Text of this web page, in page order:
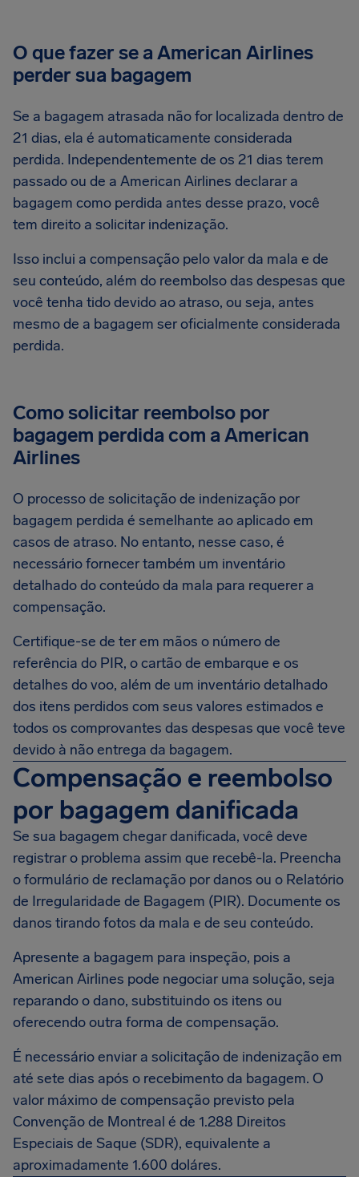
O que fazer se a American Airlines
perder sua bagagem
Se a bagagem atrasada não for localizada dentro de
21 dias, ela é automaticamente considerada
perdida. Independentemente de os 21 dias terem
passado ou de a American Airlines declarar a
bagagem como perdida antes desse prazo, você
tem direito a solicitar indenização.
Isso inclui a compensação pelo valor da mala e de
seu conteúdo, além do reembolso das despesas que
você tenha tido devido ao atraso, ou seja, antes
mesmo de a bagagem ser oficialmente considerada
perdida.
Como solicitar reembolso por
bagagem perdida com a American
Airlines
O processo de solicitação de indenização por
bagagem perdida é semelhante ao aplicado em
casos de atraso. No entanto, nesse caso, é
necessário fornecer também um inventário
detalhado do conteúdo da mala para requerer a
compensação.
Certifique-se de ter em mãos o número de
referência do PIR, o cartão de embarque e os
detalhes do voo, além de um inventário detalhado
dos itens perdidos com seus valores estimados e
todos os comprovantes das despesas que você teve
devido à não entrega da bagagem.
Compensação e reembolso
por bagagem danificada
Se sua bagagem chegar danificada, você deve
registrar o problema assim que recebê-la. Preencha
o formulário de reclamação por danos ou o Relatório
de Irregularidade de Bagagem (PIR). Documente os
danos tirando fotos da mala e de seu conteúdo.
Apresente a bagagem para inspeção, pois a
American Airlines pode negociar uma solução, seja
reparando o dano, substituindo os itens ou
oferecendo outra forma de compensação.
É necessário enviar a solicitação de indenização em
até sete dias após o recebimento da bagagem. O
valor máximo de compensação previsto pela
Convenção de Montreal é de 1.288 Direitos
Especiais de Saque (SDR), equivalente a
aproximadamente 1.600 doláres.